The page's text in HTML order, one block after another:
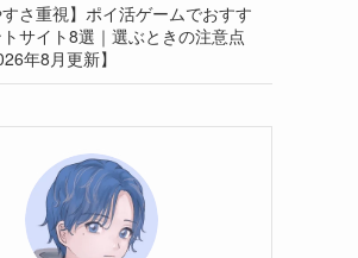
すさ重視】ポイ活ゲームでおすす
サイト8選｜選ぶときの注意点
年8月更新】